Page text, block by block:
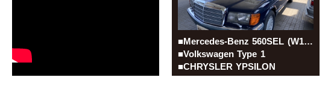
■Mercedes-Benz 560SEL (W126) D車
■Volkswagen Type 1
■CHRYSLER YPSILON